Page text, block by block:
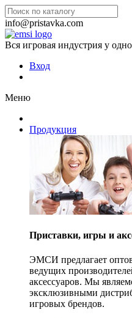
info@pristavka.com
Вся игровая индустрия у
Вход
Меню
Продукция
Приставки, игры и
ЭМСИ предлагает
ведущих
аксессуаров. Мы
эксклюзивными
игровых брендов.